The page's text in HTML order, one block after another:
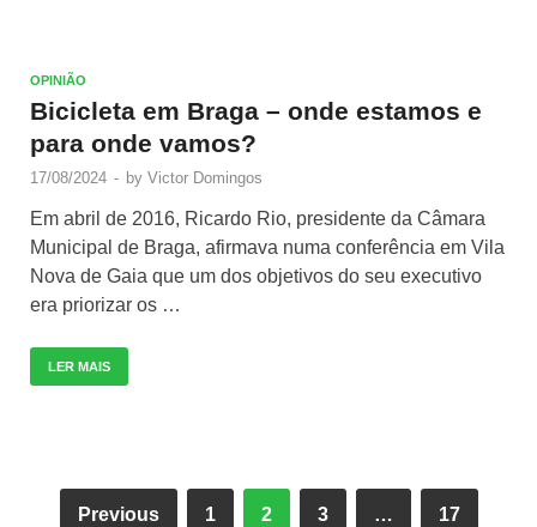
OPINIÃO
Bicicleta em Braga – onde estamos e
para onde vamos?
17/08/2024 - by Victor Domingos
Em abril de 2016, Ricardo Rio, presidente da Câmara
Municipal de Braga, afirmava numa conferência em Vila
Nova de Gaia que um dos objetivos do seu executivo
era priorizar os …
LER MAIS
Previous 1 2 3 … 17